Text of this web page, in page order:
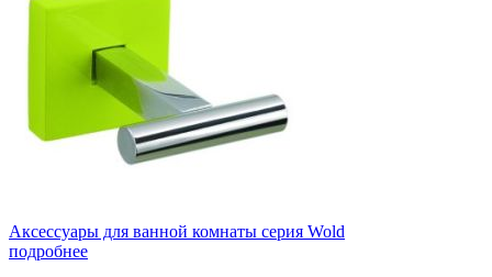
Аксессуары для ванной комнаты серия Wold
подробнее